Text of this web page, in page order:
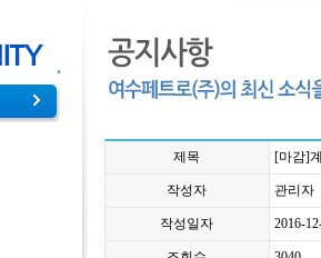
제목 [마감]
작성자 관리자
작성일자 2016-